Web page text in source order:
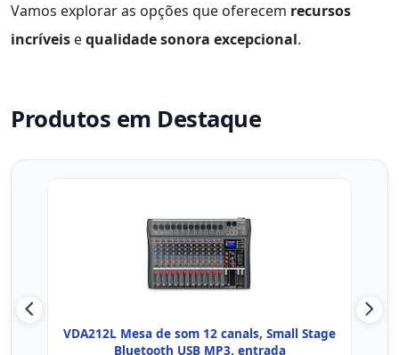
Vamos explorar as opções que oferecem recursos
incríveis equalidade sonora excepcional.
Produtos em Destaque
VDA212L Mesa de som 12 canals, Small Stage
Bluetooth USB MP3, entrada